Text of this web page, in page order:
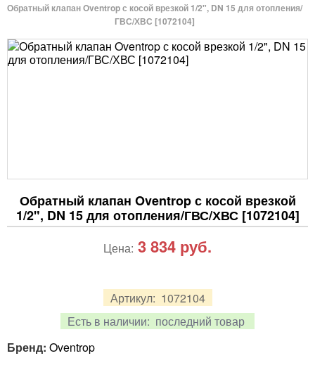
Обратный клапан Oventrop с косой врезкой 1/2", DN 15 для отопления/
ГВС/ХВС [1072104]
Обратный клапан Oventrop с косой врезкой
1/2", DN 15 для отопления/ГВС/ХВС [1072104]
Артикул: 1072104
Есть в наличии: последний товар
Цена: 3 834 руб.
Бренд: Oventrop